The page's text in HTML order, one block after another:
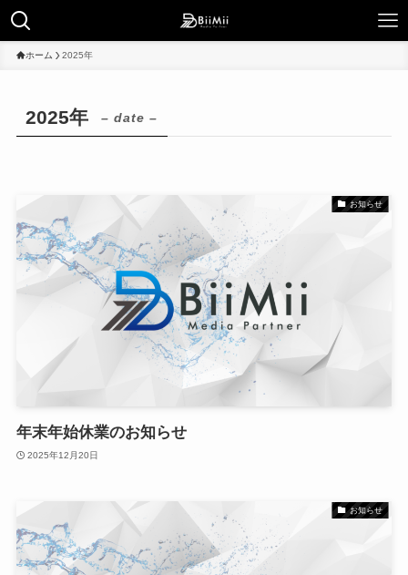
ホーム 2025年
2025年 – date –
お知らせ
年末年始休業のお知らせ
2025年12月20日
お知らせ